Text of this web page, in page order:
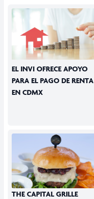
EL INVI OFRECE APOYO
PARA EL PAGO DE RENTA
EN CDMX
THE CAPITAL GRILLE